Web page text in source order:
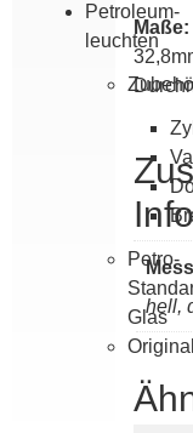
Petroleum­
leuchten
Petro-
Glas
Maße:
hell,